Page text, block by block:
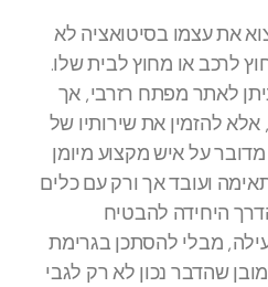
את עצמו בסיטואציה לא
לרכב או מחוץ לבית שלו.
לאתר מפתח רזרבי, אך
להזמין את שירותיו של
מדובר על איש מקצוע מיומן
ועובד אך ורק עם כלים
הדרך היחידה להבטיח
מבלי להסתכן בגרימת
שהדבר נכון לא רק לגבי